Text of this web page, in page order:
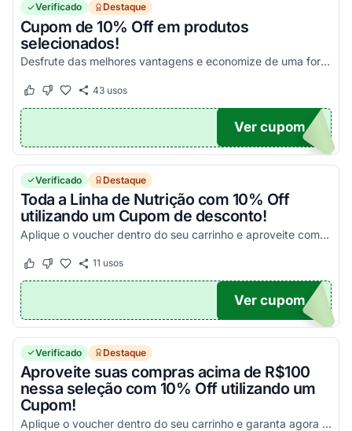
Verificado Destaque
Cupom de 10% Off em produtos
selecionados!
Desfrute das melhores vantagens e economize de uma forma simples!
Este cupom funcionou
Este cupom não funcionou
43usos
PERS
Ver cupom
Verificado Destaque
Toda a Linha de Nutrição com 10% Off
utilizando um Cupom de desconto!
Aplique o voucher dentro do seu carrinho e aproveite com vantagens simplesmente incríveis!
Este cupom funcionou
Este cupom não funcionou
11 usos
UTRI
Ver cupom
Verificado Destaque
Aproveite suas compras acima de R$100
nessa seleção com 10% Off utilizando um
Cupom!
Aplique o voucher dentro do seu carrinho e garanta agora mesmo os melhores descontos!